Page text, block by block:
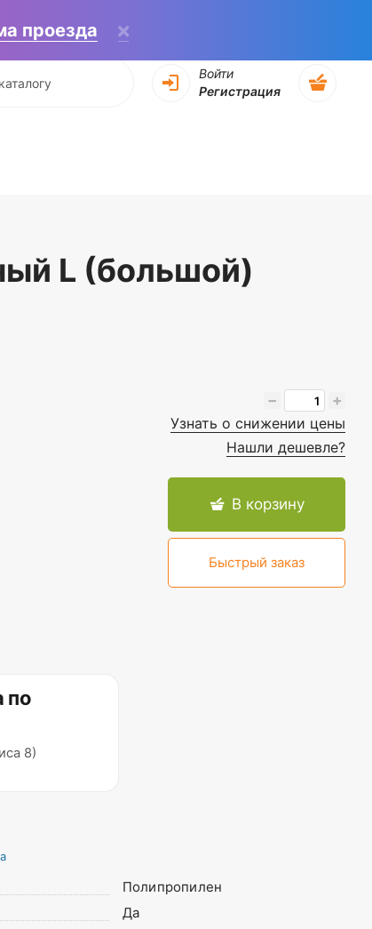
Войти
Регистрация
L (большой)
по
8)
−
+
Узнать о снижении цены
Нашли дешевле?
В корзину
Быстрый заказ
Полипропилен
Да
проезда